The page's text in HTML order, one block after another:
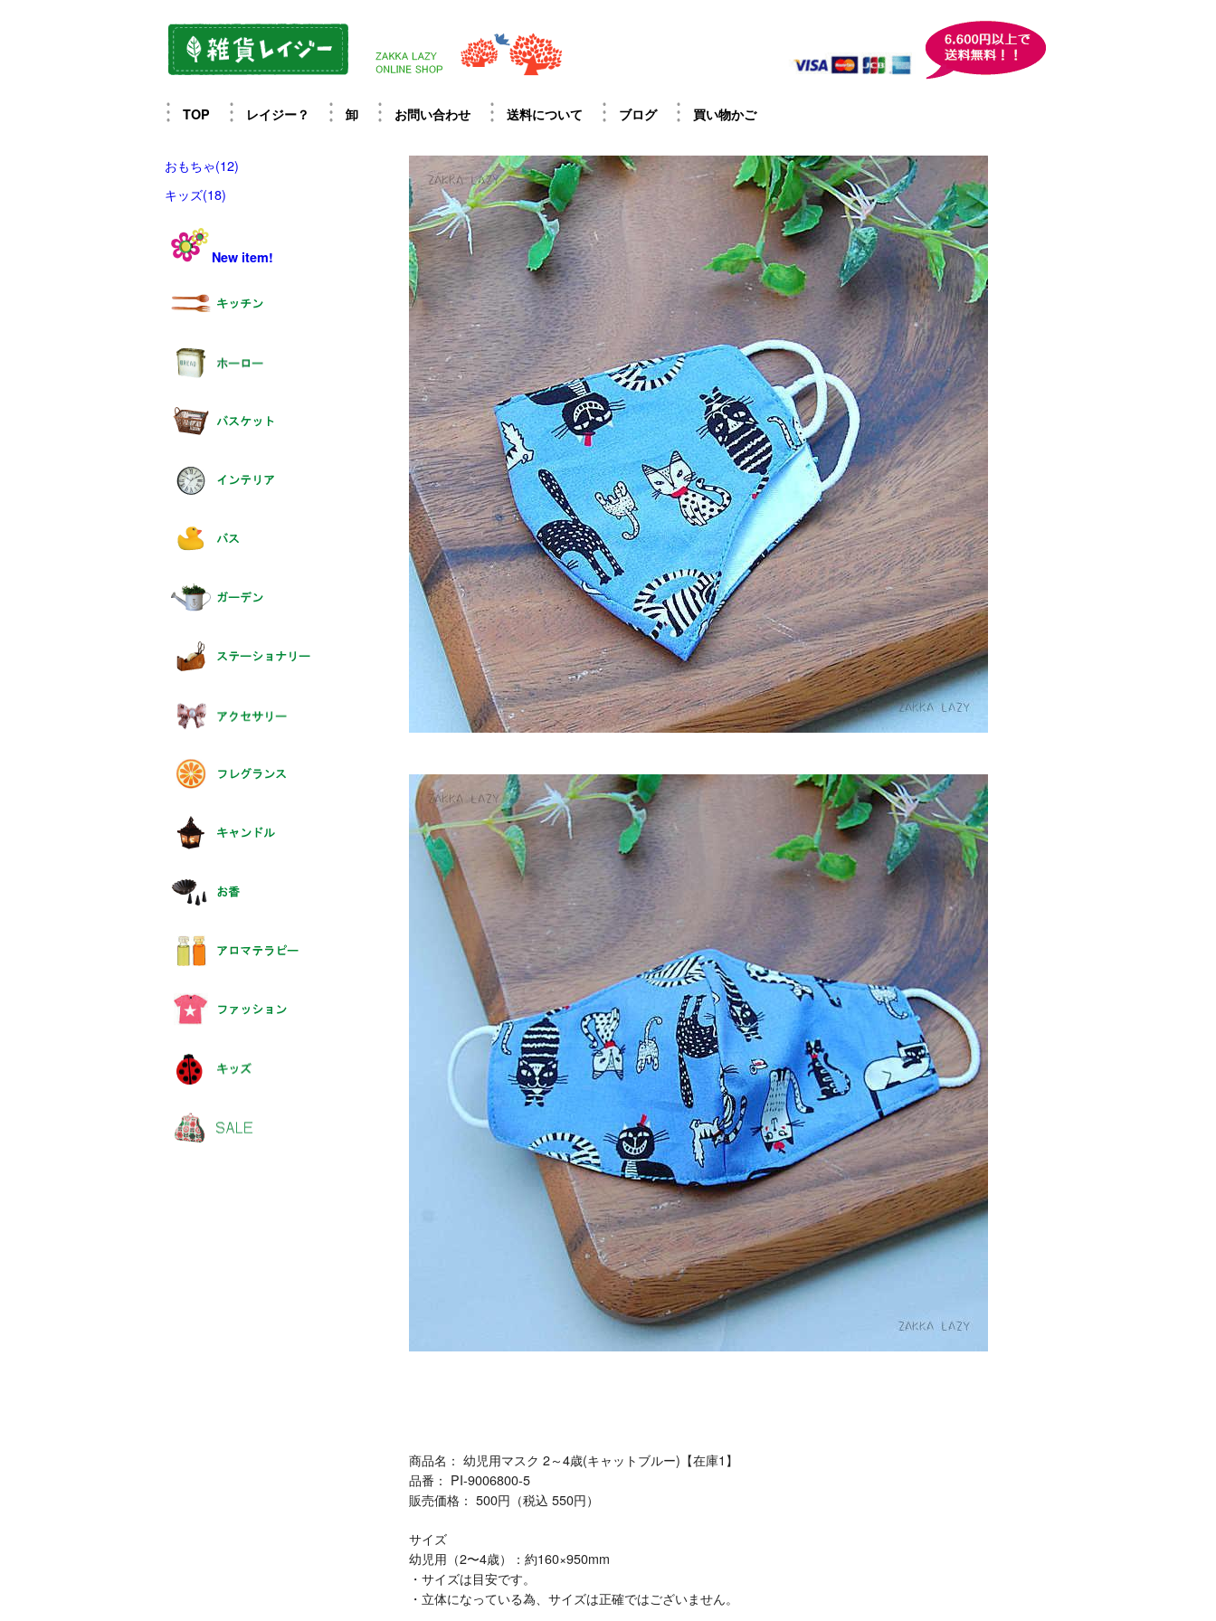
TOP レイジー？ 卸 お問い合わせ 送料について ブログ 買い物かご
商品名： 幼児用マスク 2～4歳(キャットブルー)【在庫1】
品番： PI-9006800-5
販売価格： 500円（税込 550円）
サイズ
幼児用（2〜4歳）：約160×950mm
・サイズは目安です。
・立体になっている為、サイズは正確ではございません。
おもちゃ(12)
キッズ(18)
New item!